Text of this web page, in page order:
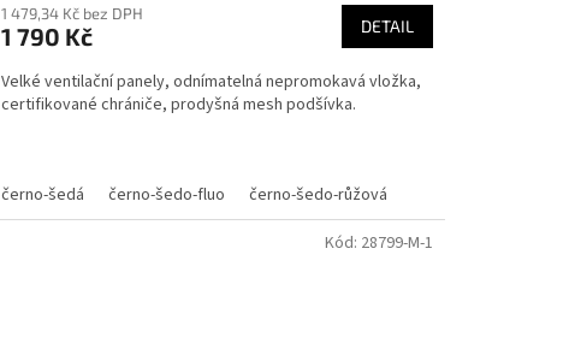
1 479,34 Kč bez DPH
1 790 Kč DETAIL
Velké ventilační panely, odnímatelná nepromokavá vložka,
certifikované chrániče, prodyšná mesh podšívka.
černo-šedá černo-šedo-fluo
černo-šedo-růžová
Kód: 28799-M-1